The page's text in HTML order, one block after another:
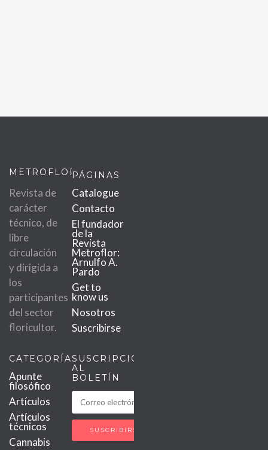
METROFLOR
Revista de
carácter
técnico, de
libre
circulación
y dirigida a
los
participantes
del sector
floricultor.
PÁGINAS
Catalogue
Contacto
El fundador
de la
Revista
Metroflor:
Arnulfo A.
Pardo
Get to
know us
Nosotros
Suscribirse
CATEGORÍAS
Apunte
filosófico
Artículos
Artículos
técnicos
Cannabis
SUSCRIPCIÓN
AL
BOLETÍN